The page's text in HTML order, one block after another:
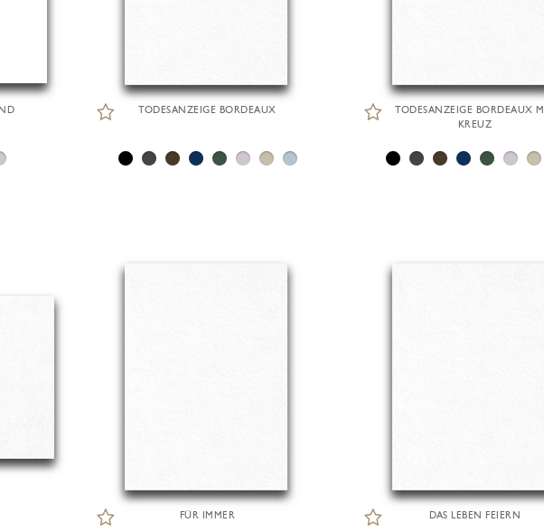
TODESANZEIGE BORDEAUX
TODESANZEIGE BORDEAUX
KREUZ
FÜR IMMER DAS LEBEN FEIERN